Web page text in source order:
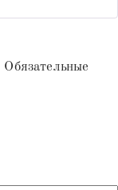
Обязательные